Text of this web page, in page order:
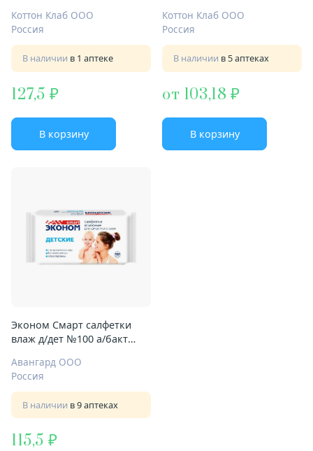
Коттон Клаб ООО
Россия
В наличии в 1 аптеке
127,5
В корзину
Коттон Клаб ООО
Россия
В наличии в 5 аптеках
от 103,18
В корзину
Эконом Смарт салфетки
влаж д/дет №100 а/бакт
Авангард ООО
Россия
В наличии в 9 аптеках
115,5